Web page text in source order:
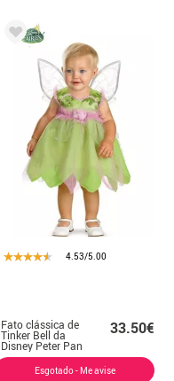
4.53/5.00
Fato clássica de
Tinker Bell da
Disney Peter Pan
para bebê
33.50€
Esgotado - Me avise